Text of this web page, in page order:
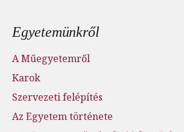
Lábléc menü
Egyetemünkről
A Műegyetemről
Karok
Szervezeti felépítés
Az Egyetem története